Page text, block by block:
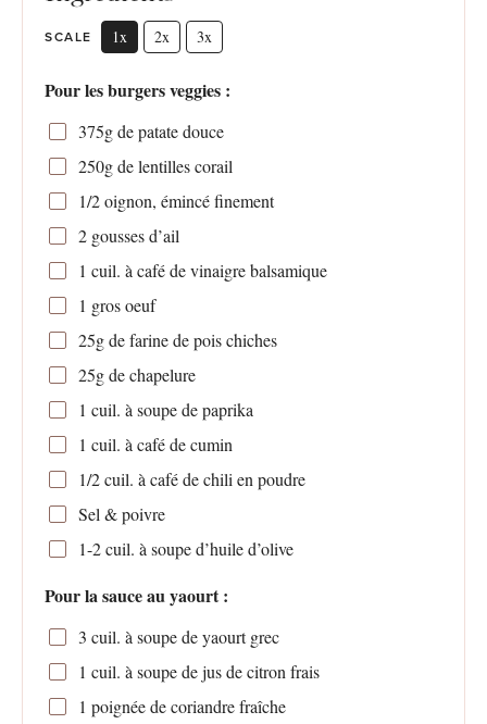
SCALE 1x 2x 3x
Pour les burgers veggies :
375gde patate douce
250gde lentilles corail
1/2oignon, émincé finement
2gousses d’ail
1 cuil. à café de vinaigre balsamique
1 gros oeuf
25gde farine de pois chiches
25gde chapelure
1 cuil. à soupe de paprika
1 cuil. à café de cumin
1/2cuil. à café de chili en poudre
Sel & poivre
1-2cuil. à soupe d’huile d’olive
Pour la sauce au yaourt :
3 cuil. à soupe de yaourt grec
1 cuil. à soupe de jus de citron frais
1 poignée de coriandre fraîche